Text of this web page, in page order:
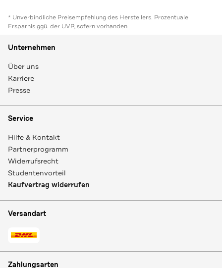
* Unverbindliche Preisempfehlung des Herstellers. Prozentuale
Ersparnis ggü. der UVP, sofern vorhanden
Unternehmen
Über uns
Karriere
Presse
Service
Hilfe & Kontakt
Partnerprogramm
Widerrufsrecht
Studentenvorteil
Kaufvertrag widerrufen
Versandart
Zahlungsarten